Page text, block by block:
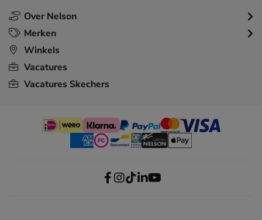
Over Nelson
Merken
Winkels
Vacatures
Vacatures Skechers